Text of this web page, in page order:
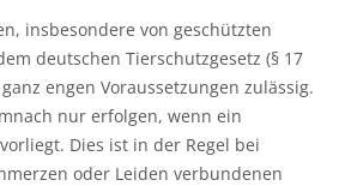
insbesondere von geschützten
deutschen Tierschutzgesetz (§ 17
engen Voraussetzungen zulässig.
nur erfolgen, wenn ein
Dies ist in der Regel bei
oder Leiden verbundenen